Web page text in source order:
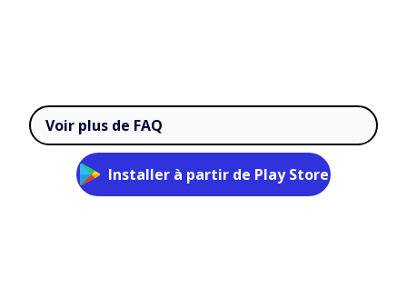
Voir plus de FAQ
Installer à partir de Play Store